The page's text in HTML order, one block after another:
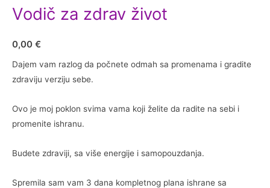
Vodič za zdrav život
0,00 €
Dajem vam razlog da počnete odmah sa promenama i gradite
zdraviju verziju sebe.
Ovo je moj poklon svima vama koji želite da radite na sebi i
promenite ishranu.
Budete zdraviji, sa više energije i samopouzdanja.
Spremila sam vam 3 dana kompletnog plana ishrane sa